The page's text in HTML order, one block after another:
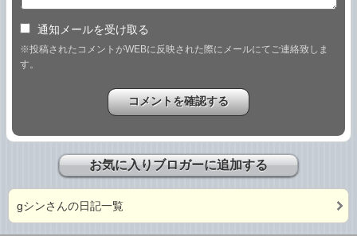
通知メールを受け取る
※投稿されたコメントがWEBに反映された際にメールにてご連絡致しま
す。
お気に入りブロガーに追加する
gシンさんの日記一覧